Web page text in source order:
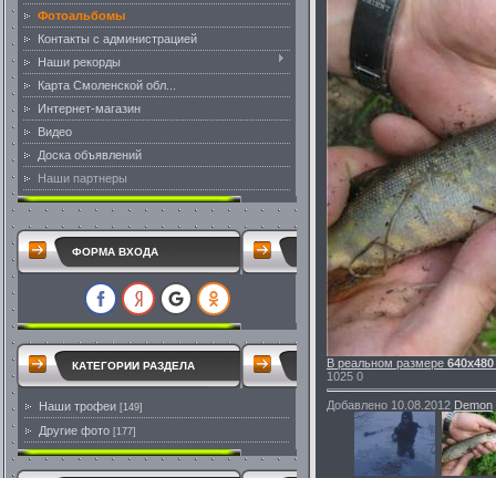
Фотоальбомы
Контакты с администрацией
Наши рекорды
Карта Смоленской обл...
Интернет-магазин
Видео
Доска объявлений
Наши партнеры
ФОРМА ВХОДА
КАТЕГОРИИ РАЗДЕЛА
Наши трофеи [149]
Другие фото [177]
В реальном размере 640x480
1025 0
Добавлено 10.08.2012 Demon